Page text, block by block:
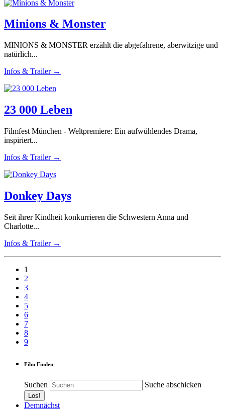
Minions & Monster
MINIONS & MONSTER erzählt die abgefahrene, aberwitzige und
natürlich...
Infos & Trailer →
23 000 Leben
Filmfest München - Weltpremiere: Ein aufwühlendes Drama,
inspiriert...
Infos & Trailer →
Donkey Days
Seit ihrer Kindheit konkurrieren die Schwestern Anna und
Charlotte...
Infos & Trailer →
1
2
3
4
5
6
7
8
9
Film Finden
Suchen Suche abschicken
Demnächst